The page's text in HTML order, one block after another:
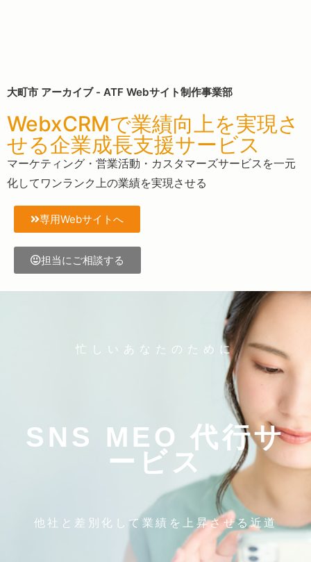
大町市 アーカイブ - ATF Webサイト制作事業部
WebxCRMで業績向上を実現さ
せる企業成長支援サービス
マーケティング・営業活動・カスタマーズサービスを一元
化してワンランク上の業績を実現させる
専用Webサイトへ
担当にご相談する
忙しいあなたのために
SNS MEO 代行サ
ービス
他社と差別化して業績を上昇させる近道